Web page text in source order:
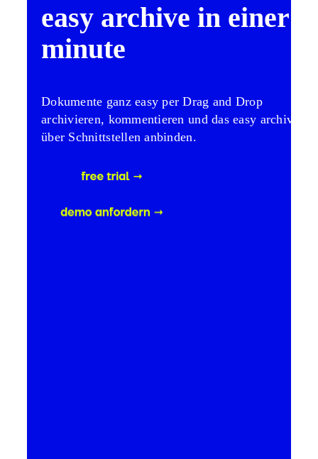
easy archive in einer
minute
Dokumente ganz easy per Drag and Drop
archivieren, kommentieren und das easy archive
über Schnittstellen anbinden.